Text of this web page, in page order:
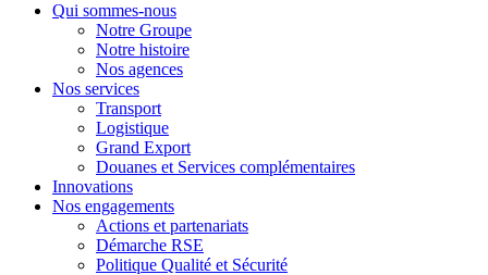
Qui sommes-nous
Notre Groupe
Notre histoire
Nos agences
Nos services
Transport
Logistique
Grand Export
Douanes et Services complémentaires
Innovations
Nos engagements
Actions et partenariats
Démarche RSE
Politique Qualité et Sécurité